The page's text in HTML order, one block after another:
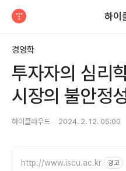
하이
경영학
투자자의 심리
시장의 불안정
하이클라우드 2024. 2. 12. 05:00
http://www.iscu.ac.kr 광고